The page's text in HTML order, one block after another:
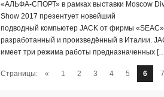
«АЛЬФА-СПОРТ» в рамках выставки Moscow
Show 2017 презентует новейший
подводный компьютер JACK от фирмы «SEAC»
разработанный и произведённый в Италии.
имеет три режима работы предназначенных
Страницы: « 1 2 3 4 5 6 7